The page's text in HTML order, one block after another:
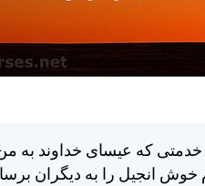
خدمتی كه عيسای خداوند به
انجيل را به ديگران